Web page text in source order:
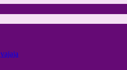
vajaja